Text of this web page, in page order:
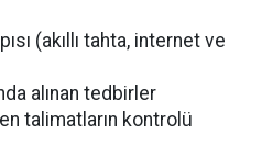
(akıllı tahta, internet ve
alınan tedbirler
talimatların kontrolü